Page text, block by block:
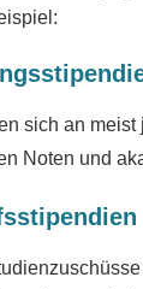
sich an
Noten und